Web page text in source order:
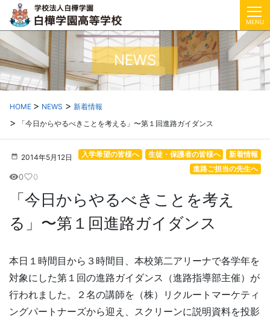
MENU
NEWS
HOME NEWS
新着情報
「今日からやるべきことを考える」〜第１回進路ガイダンス
2014年5月12日 新着情報
生徒・保護者の皆様へ
入学希望の皆様へ
進路ご担当の先生へ
visibility0favorite_border0
「今日からやるべきことを考え
る」〜第１回進路ガイダンス
本日１時間目から３時間目、本校第二アリーナで各学年を
対象にした第１回の進路ガイダンス（進路指導部主催）が
行われました。２名の講師を（株）リクルートマーケティ
ングパートナーズから迎え、スクリーンに説明資料を投影